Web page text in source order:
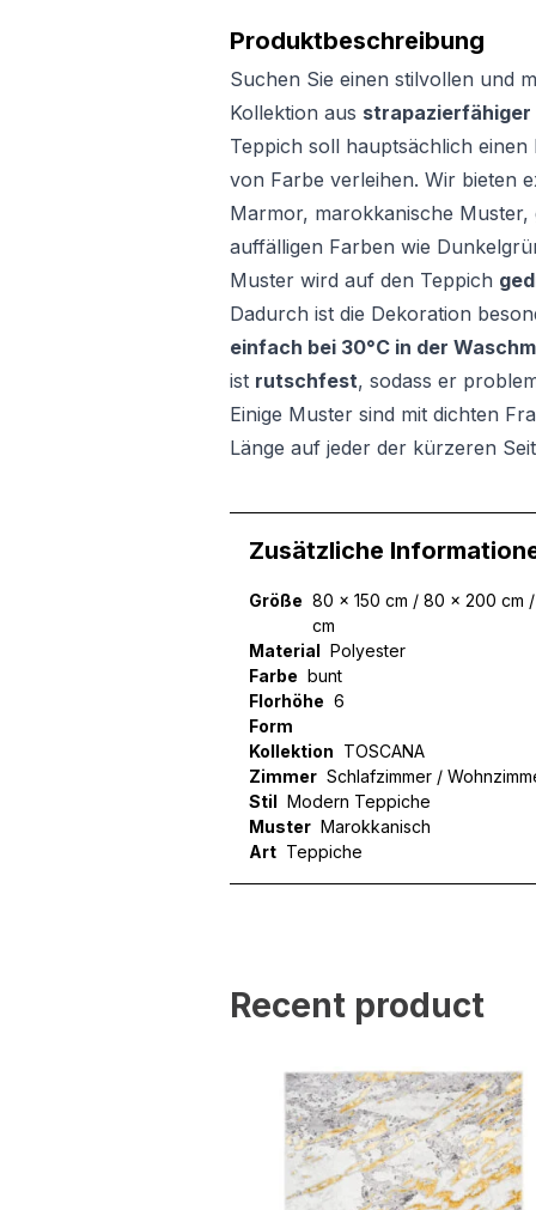
Produktbeschreibung
Suchen Sie einen stilvollen und
Kollektion aus
Teppich soll hauptsächlich
von Farbe verleihen. Wir bieten
Marmor, marokkanische
auffälligen Farben wie
Muster wird auf den Teppich
Dadurch ist die Dekoration
einfach bei 30°C in der
ist rutschfest, sodass er
Einige Muster sind mit dichten
Länge auf jeder der kürzeren
Zusätzliche
Größe 80 x 150 cm / 80 x 200 cm
cm
Material Polyester
Farbe bunt
Florhöhe 6
Form
Kollektion TOSCANA
Zimmer Schlafzimmer /
Stil Modern Teppiche
Muster Marokkanisch
Art Teppiche
Recent product
mit weiteren Daten
Dienste gesammelt haben.
Notwendig
Notwendige Cookies sind
Beispiel das Bereitstellen
speichern keine